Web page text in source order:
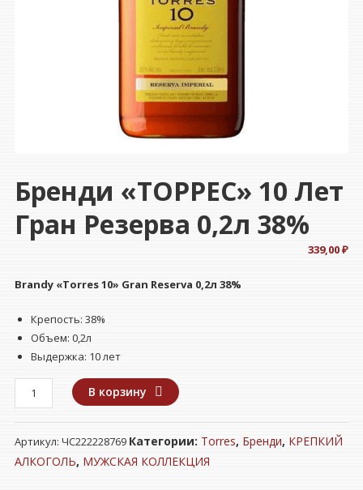
Бренди «ТОРРЕС» 10 Лет
Гран Резерва 0,2л 38%
339,00₽
Brandy «Torres 10» Gran Reserva 0,2л 38%
Крепость: 38%
Объем: 0,2л
Выдержка: 10 лет
Количество
товара
Бренди
"ТОРРЕС"
10
В корзину
Артикул: ЧС222228769 Категории: Torres, Бренди, КРЕПКИЙ
АЛКОГОЛЬ, МУЖСКАЯ КОЛЛЕКЦИЯ